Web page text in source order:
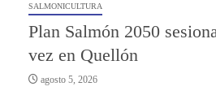
SALMONICULTURA
Plan Salmón 2050
vez en Quellón
agosto 5, 2026